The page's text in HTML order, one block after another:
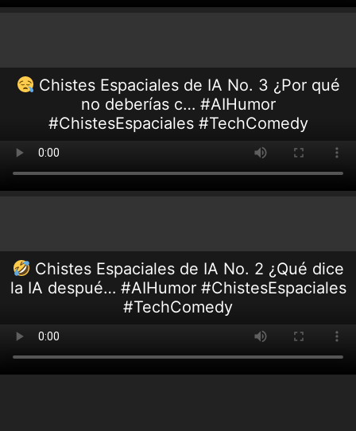
Chistes Espaciales de IA No. 3 ¿Por qué
no deberías c… #AIHumor
#ChistesEspaciales #TechComedy
Chistes Espaciales de IA No. 2 ¿Qué dice
la IA despué… #AIHumor #ChistesEspaciales
#TechComedy